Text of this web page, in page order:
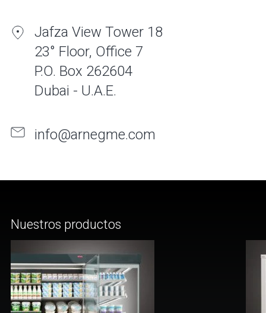
Jafza View Tower 18
23° Floor, Office 7
P.O. Box 262604
Dubai - U.A.E.
info@arnegme.com
Nuestros productos